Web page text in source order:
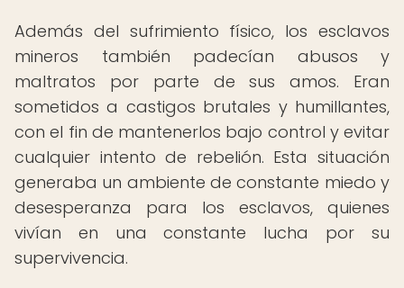
Además del sufrimiento físico, los esclavos
mineros también padecían abusos y
maltratos por parte de sus amos. Eran
sometidos a castigos brutales y humillantes,
con el fin de mantenerlos bajo control y evitar
cualquier intento de rebelión. Esta situación
generaba un ambiente de constante miedo y
desesperanza para los esclavos, quienes
vivían en una constante lucha por su
supervivencia.